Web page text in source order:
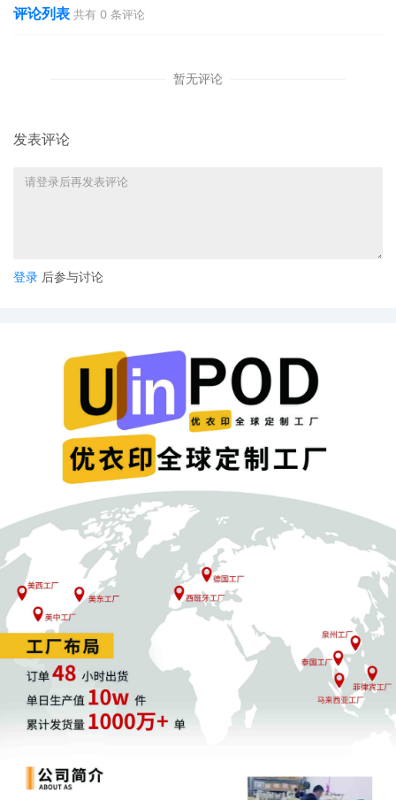
评论列表 共有 0 条评论
暂无评论
发表评论
登录 后参与讨论